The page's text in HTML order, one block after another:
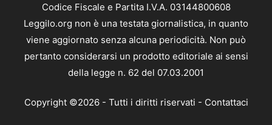
Codice Fiscale e Partita I.V.A. 03144800608
Leggilo.org non è una testata giornalistica, in quanto
viene aggiornato senza alcuna periodicità. Non può
pertanto considerarsi un prodotto editoriale ai sensi
della legge n. 62 del 07.03.2001
Copyright ©2026 - Tutti i diritti riservati - Contattaci